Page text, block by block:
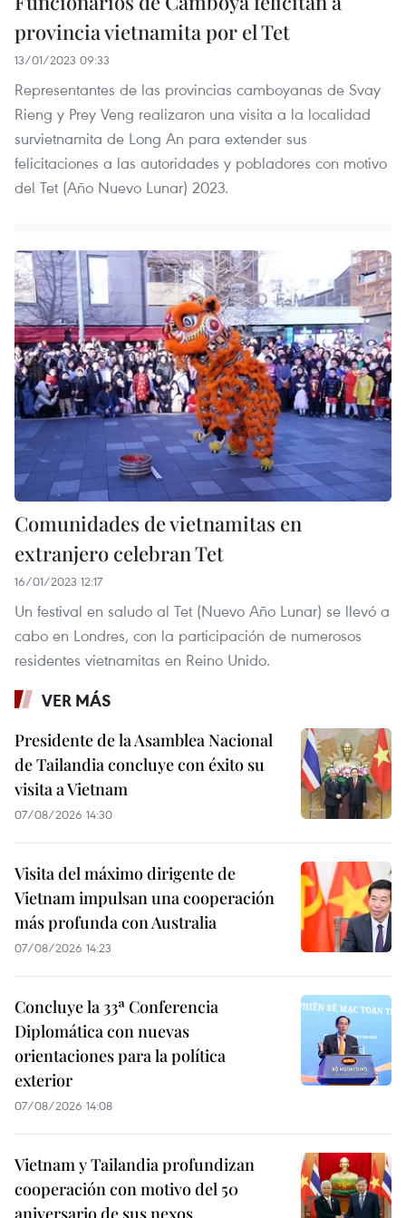
provincia vietnamita por el Tet
13/01/2023 09:33
Representantes de las provincias camboyanas de Svay
Rieng y Prey Veng realizaron una visita a la localidad
survietnamita de Long An para extender sus
felicitaciones a las autoridades y pobladores con motivo
del Tet (Año Nuevo Lunar) 2023.
Comunidades de vietnamitas en
extranjero celebran Tet
16/01/2023 12:17
Un festival en saludo al Tet (Nuevo Año Lunar) se llevó a
cabo en Londres, con la participación de numerosos
residentes vietnamitas en Reino Unido.
VER MÁS
Presidente de la Asamblea Nacional
de Tailandia concluye con éxito su
visita a Vietnam
07/08/2026 14:30
Visita del máximo dirigente de
Vietnam impulsan una cooperación
más profunda con Australia
07/08/2026 14:23
Concluye la 33ª Conferencia
Diplomática con nuevas
orientaciones para la política
exterior
07/08/2026 14:08
Vietnam y Tailandia profundizan
cooperación con motivo del 50
aniversario de sus nexos